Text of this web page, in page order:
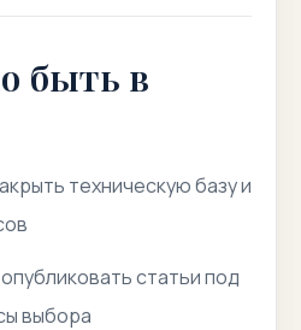
быть в
техническую базу и
статьи под
выбора